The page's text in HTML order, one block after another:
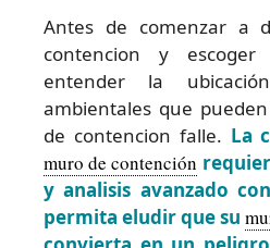
Antes de comenzar a
contencion y
entender la
ambientales que
de contencion falle. La
muro de contención
y analisis avanzado
permita eludir que su